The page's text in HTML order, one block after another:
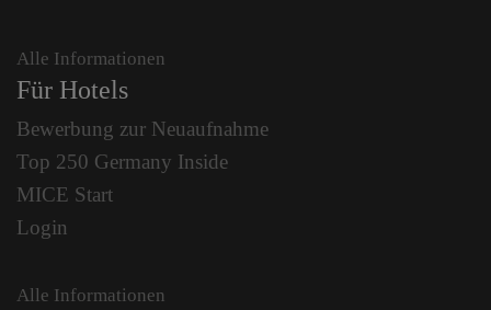
Alle Informationen
Für Hotels
Bewerbung zur Neuaufnahme
Top 250 Germany Inside
MICE Start
Login
Alle Informationen